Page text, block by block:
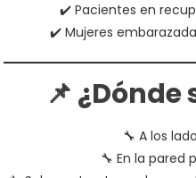
✔️ Pacientes en
✔️ Mujeres
📌
🔧 A los
🔧 En la pared